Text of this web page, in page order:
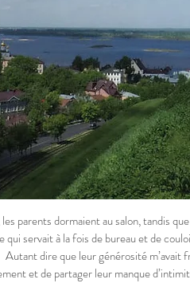
parents dormaient au salon, tandis
qui servait à la fois de bureau et de
dire que leur générosité m’avait
et de partager leur manque